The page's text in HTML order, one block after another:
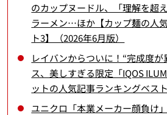
のカップヌードル、「理解を超
ラーメン…ほか【カップ麺の人
ト3】（2026年6月版）
レイバンからついに！“完成度
ス、美しすぎる限定「IQOS
ットの人気記事ランキングベス
ユニクロ「本業メーカー顔負け